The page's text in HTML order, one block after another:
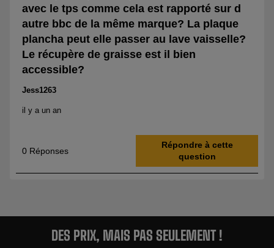
DES PRIX, MAIS PAS SEULEMENT !